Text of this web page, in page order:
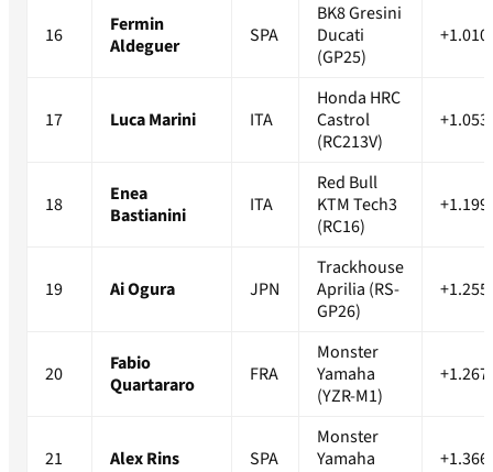
16
Fermin
Aldeguer
SPA
BK8 Gresini
Ducati
(GP25)
17 Luca Marini ITA
Honda HRC
Castrol
(RC213V)
18
Enea
Bastianini
ITA
Red Bull
KTM Tech3
(RC16)
19 Ai Ogura JPN
Trackhouse
Aprilia (RS-
GP26)
20
Fabio
Quartararo
FRA
Monster
Yamaha
(YZR-M1)
21 Alex Rins SPA
Monster
Yamaha